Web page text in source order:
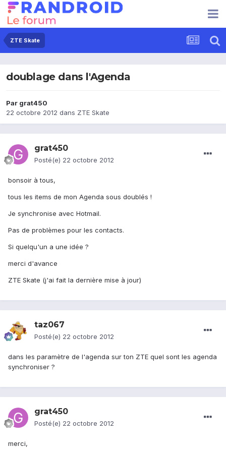
ZTE Skate
doublage dans l'Agenda
Par grat450
22 octobre 2012 dans ZTE Skate
grat450
Posté(e) 22 octobre 2012
bonsoir à tous,
tous les items de mon Agenda sous doublés !
Je synchronise avec Hotmail.
Pas de problèmes pour les contacts.
Si quelqu'un a une idée ?
merci d'avance
ZTE Skate (j'ai fait la dernière mise à jour)
taz067
Posté(e) 22 octobre 2012
dans les paramètre de l'agenda sur ton ZTE quel sont les agenda
synchroniser ?
grat450
Posté(e) 22 octobre 2012
merci,